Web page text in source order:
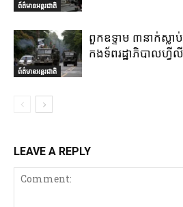
ព័ត៌មានអន្តរជាតិ
ព័ត៌មានអន្តរជាតិ
ពួកឧទ្ទាម ៣នាក់ស្លាប់
កងទ័ពរដ្ឋាភិបាលហ្វី
LEAVE A REPLY